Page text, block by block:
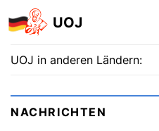
UOJ
UOJ in anderen Ländern:
NACHRICHTEN